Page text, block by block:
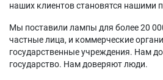
наших клиентов становятся нашими
Мы поставили лампы для более 20
частные лица, и коммерческие
государственные учреждения. Нам
государство. Нам доверяют люди.